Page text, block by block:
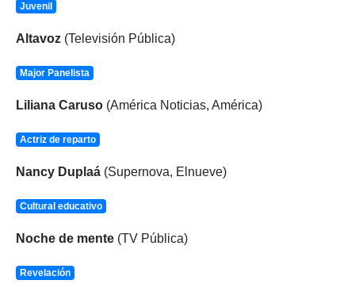
Juvenil
Altavoz (Televisión Pública)
Major Panelista
Liliana Caruso (América Noticias, América)
Actriz de reparto
Nancy Duplaá (Supernova, Elnueve)
Cultural educativo
Noche de mente (TV Pública)
Revelación